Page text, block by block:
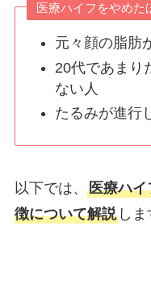
医療ハイフをやめた
元々顔の脂肪
20代であまり
ない人
たるみが進行
以下では、 医療ハイ
徴について解説しま